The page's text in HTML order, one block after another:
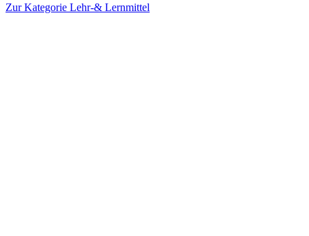
Zur Kategorie Lehr-& Lernmittel